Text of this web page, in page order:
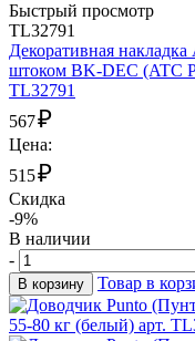
Быстрый просмотр
TL32791
Декоративная
штоком BK-DEC (ATC
TL32791
567₽
Цена:
515₽
Скидка
-9%
В наличии
-
В корзину Товар в